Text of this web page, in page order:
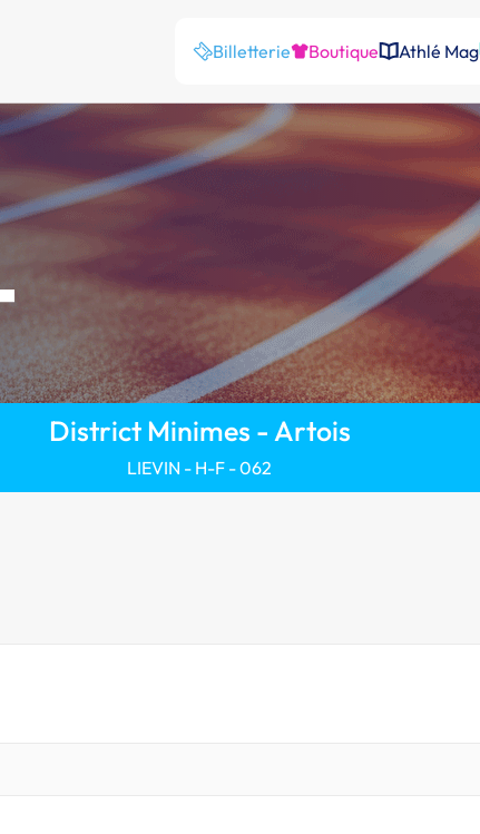
Billetterie Boutique Athlé Mag
District Minimes - Artois
LIEVIN - H-F - 062